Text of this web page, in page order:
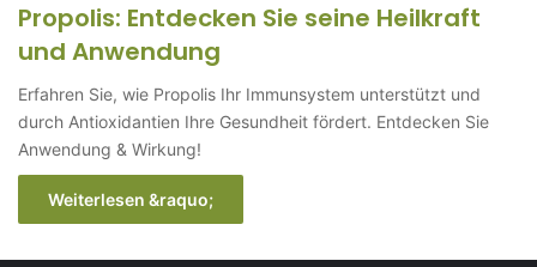
Propolis: Entdecken Sie seine Heilkraft
und Anwendung
Erfahren Sie, wie Propolis Ihr Immunsystem unterstützt und
durch Antioxidantien Ihre Gesundheit fördert. Entdecken Sie
Anwendung & Wirkung!
Weiterlesen &raquo;